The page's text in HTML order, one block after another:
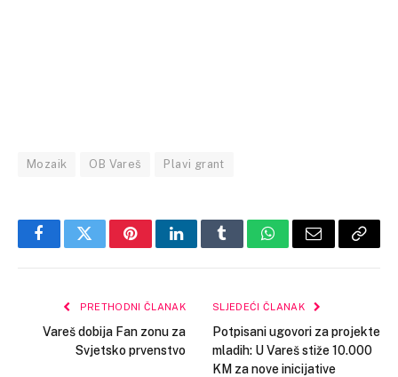
Mozaik OB Vareš Plavi grant
FacebookTwitterPinterestLinkedInTumblrWhatsApp
Email Copy
PRETHODNI ČLANAK
Vareš dobija Fan zonu za
Svjetsko prvenstvo
SLJEDEĆI ČLANAK
Potpisani ugovori za projekte
mladih: U Vareš stiže 10.000
KM za nove inicijative